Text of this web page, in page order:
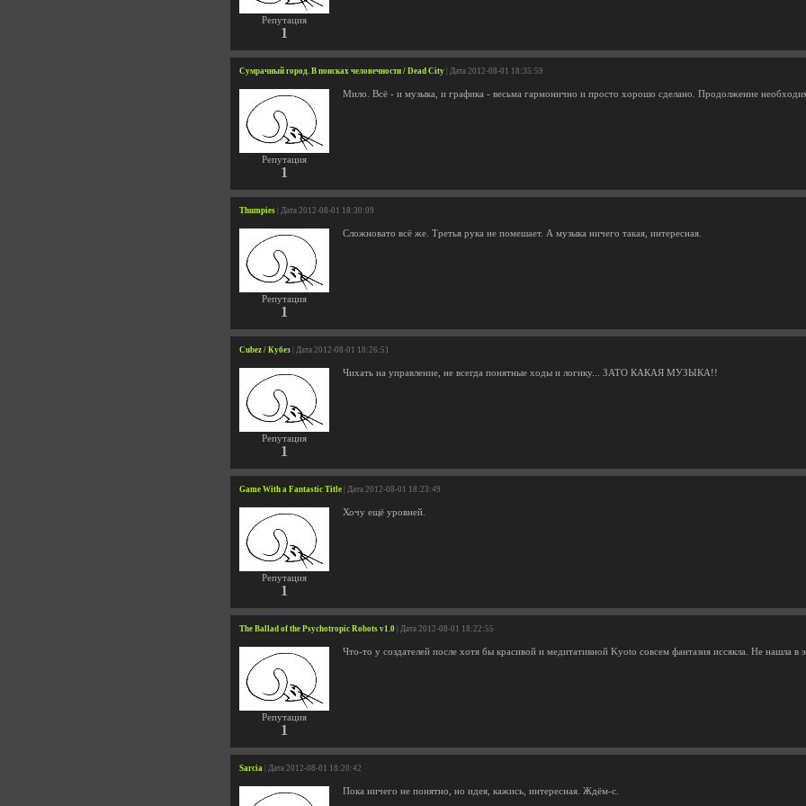
Репутация
1
Сумрачный город. В поисках человечности / Dead City | Дата 2012-08-01 18:35:59
Репутация
1
Мило. Всё - и музыка, и графика - весьма гармонично и просто хорошо сделано. Продолжение
Thumpies | Дата 2012-08-01 18:30:09
Репутация
1
Сложновато всё же. Третья рука не помешает. А музыка ничего такая, интересная.
Cubez / Кубез | Дата 2012-08-01 18:26:51
Репутация
1
Чихать на управление, не всегда понятные ходы и логику... ЗАТО КАКАЯ МУЗЫКА!!
Game With a Fantastic Title | Дата 2012-08-01 18:23:49
Репутация
1
Хочу ещё уровней.
The Ballad of the Psychotropic Robots v1.0 | Дата 2012-08-01 18:22:55
Репутация
1
Что-то у создателей после хотя бы красивой и медитативной Kyoto совсем фантазия иссякла. Не нашла в
Sarcia | Дата 2012-08-01 18:20:42
Пока ничего не понятно, но идея, кажись, интересная. Ждём-с.